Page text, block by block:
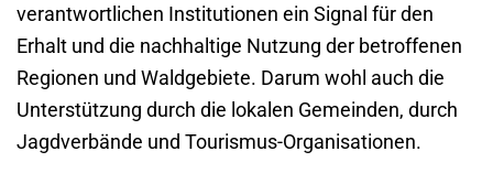
verantwortlichen Institutionen ein Signal für den
Erhalt und die nachhaltige Nutzung der betroffenen
Regionen und Waldgebiete. Darum wohl auch die
Unterstützung durch die lokalen Gemeinden, durch
Jagdverbände und Tourismus-Organisationen.